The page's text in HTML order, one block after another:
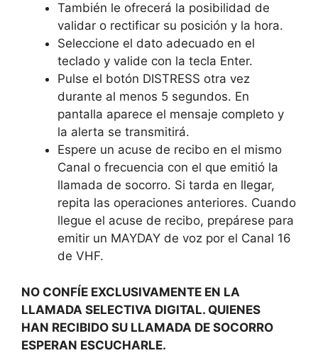
También le ofrecerá la posibilidad de
validar o rectificar su posición y la hora.
Seleccione el dato adecuado en el
teclado y valide con la tecla Enter.
Pulse el botón DISTRESS otra vez
durante al menos 5 segundos. En
pantalla aparece el mensaje completo y
la alerta se transmitirá.
Espere un acuse de recibo en el mismo
Canal o frecuencia con el que emitió la
llamada de socorro. Si tarda en llegar,
repita las operaciones anteriores. Cuando
llegue el acuse de recibo, prepárese para
emitir un MAYDAY de voz por el Canal 16
de VHF.
NO CONFÍE EXCLUSIVAMENTE EN LA
LLAMADA SELECTIVA DIGITAL. QUIENES
HAN RECIBIDO SU LLAMADA DE SOCORRO
ESPERAN ESCUCHARLE.